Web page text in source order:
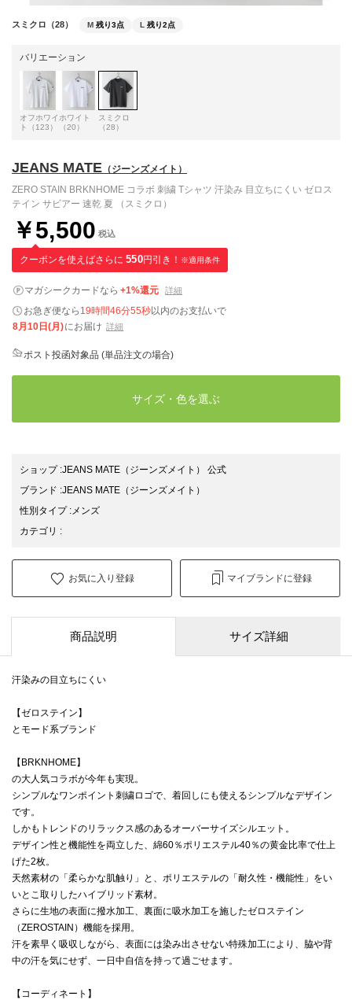
スミクロ（28） M 残り3点 L 残り2点
バリエーション
オフホワイ
ト（123）
ホワイト
（20）
スミクロ
（28）
JEANS MATE （ジーンズメイト）
ZERO STAIN BRKNHOME コラボ 刺繍 Tシャツ 汗染み 目立ちにくい ゼロス
テイン サビアー 速乾 夏 （スミクロ）
￥5,500 税込
クーポンを使えばさらに 550円引き！ ※適用条件
マガシークカードなら +1%還元 詳細
お急ぎ便なら 19時間46分54秒以内のお支払いで
8月10日(月)にお届け 詳細
ポスト投函対象品 (単品注文の場合)
サイズ・色を選ぶ
ショップ:JEANS MATE（ジーンズメイト） 公式
ブランド :JEANS MATE （ジーンズメイト）
性別タイプ: メンズ
カテゴリ :
お気に入り登録 マイブランドに登録
商品説明 サイズ詳細
汗染みの目立ちにくい
【ゼロステイン】
とモード系ブランド
【BRKNHOME】
の大人気コラボが今年も実現。
シンプルなワンポイント刺繍ロゴで、着回しにも使えるシンプルなデザイン
です。
しかもトレンドのリラックス感のあるオーバーサイズシルエット。
デザイン性と機能性を両立した、綿60％ポリエステル40％の黄金比率で仕上
げた2枚。
天然素材の「柔らかな肌触り」と、ポリエステルの「耐久性・機能性」をい
いとこ取りしたハイブリッド素材。
さらに生地の表面に撥水加工、裏面に吸水加工を施したゼロステイン
（ZEROSTAIN）機能を採用。
汗を素早く吸収しながら、表面には染み出させない特殊加工により、脇や背
中の汗を気にせず、一日中自信を持って過ごせます。
【コーディネート】